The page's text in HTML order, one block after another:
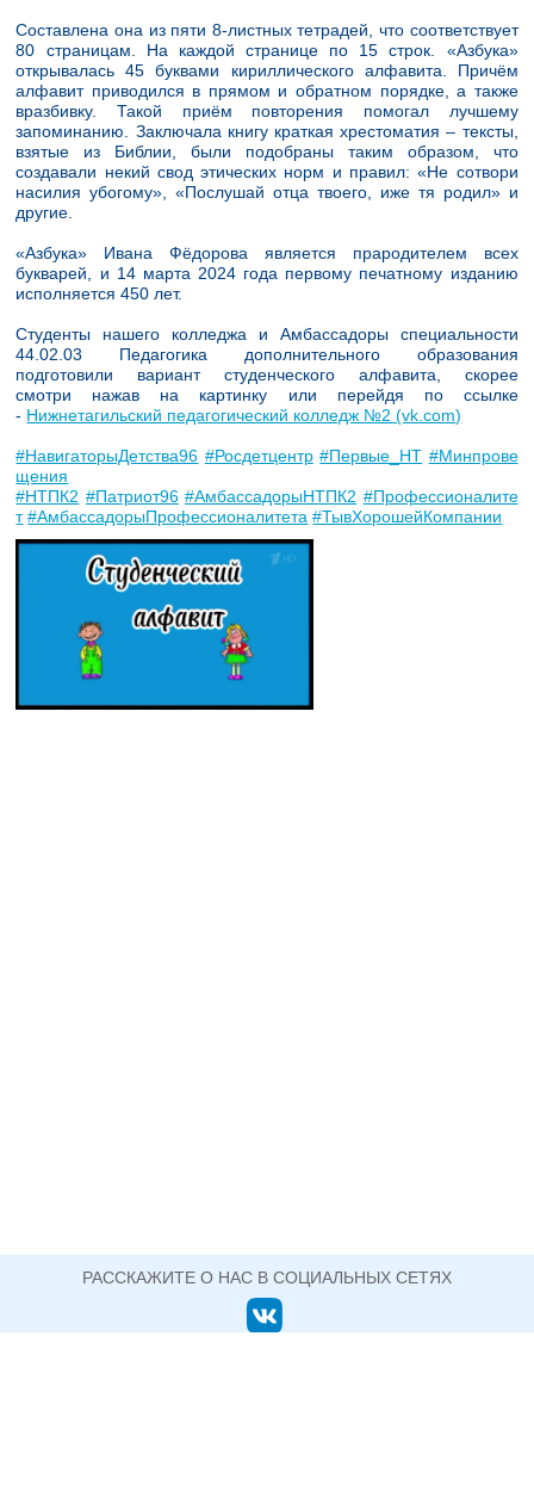
Составлена она из пяти 8-листных тетрадей, что соответствует
80 страницам. На каждой странице по 15 строк. «Азбука»
открывалась 45 буквами кириллического алфавита. Причём
алфавит приводился в прямом и обратном порядке, а также
вразбивку. Такой приём повторения помогал лучшему
запоминанию. Заключала книгу краткая хрестоматия – тексты,
взятые из Библии, были подобраны таким образом, что
создавали некий свод этических норм и правил: «Не сотвори
насилия убогому», «Послушай отца твоего, иже тя родил» и
другие.
«Азбука» Ивана Фёдорова является прародителем всех
букварей, и 14 марта 2024 года первому печатному изданию
исполняется 450 лет.
Студенты нашего колледжа и Амбассадоры специальности
44.02.03 Педагогика дополнительного образования
подготовили вариант студенческого алфавита, скорее
смотри нажав на картинку или перейдя по ссылке
- Нижнетагильский педагогический колледж №2 (vk.com)
#НавигаторыДетства96 #Росдетцентр #Первые_НТ #Минпрове
щения
#НТПК2 #Патриот96 #АмбассадорыНТПК2 #Профессионалите
т #АмбассадорыПрофессионалитета #ТывХорошейКомпании
РАССКАЖИТЕ О НАС В СОЦИАЛЬНЫХ СЕТЯХ